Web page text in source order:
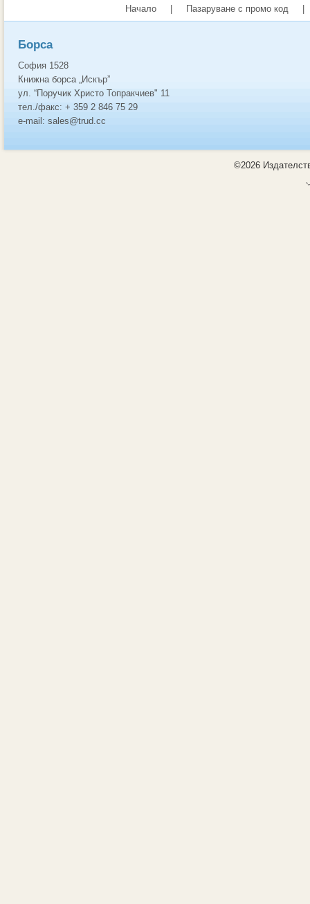
Начало Пазаруване с промо код
Борса
София 1528
Книжна борса „Искър”
ул. “Поручик Христо Топракчиев" 11
тел./факс: + 359 2 846 75 29
e-mail: sales@trud.cc
©2026